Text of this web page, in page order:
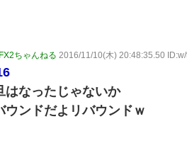
FX2ちゃんねる 2016/11/10(木) 20:48:35.50
はなったじゃないか
ウンドだよリバウンドｗ